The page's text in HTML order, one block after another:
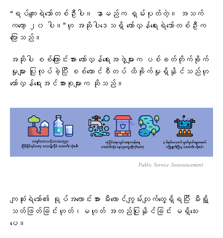
“ရပ်ကျေးရဲဘော်တစ်ဦးပါ။ နာမည်က ရှမ်းပုတ်တဲ့။ အသက်
ကတော့ ၂၀ ပါ။”ဟု အဆိုပါဒေသရှိ တော်လှန်ရေးရဲဘော်တစ်ဦးက
ပြောသည်။
အဆိုပါ စစ်ကြောင်းအား တော်လှန်ရေးအဖွဲ့များက ပစ်ခတ်တိုက်ခိုက်
မှုများ ပြုလုပ်ခဲ့ပြီး စစ်ကောင်စီတပ် ထိခိုက်မှုရှိနိုင်သည်ဟု
တော်လှန်ရေးအင်အားစုများက ဆိုသည်။
Public Service Announcement
ကျဆုံးရဲဘော်၏ ရုပ်အလောင်းအား မီးလောင်ကျွမ်းလျက်တွေ့ရှိရပြီး မီးရှို့
သတ်ဖြတ်ခြင်းဟုတ်၊မဟုတ် အတည်ပြုနိုင်ခြင်း မရှိသေး
ပေ။